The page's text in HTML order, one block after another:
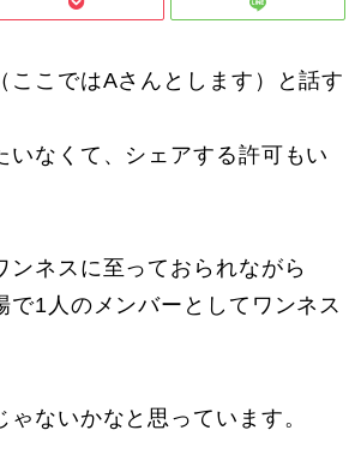
こではAさんとします）と話す
なくて、シェアする許可もい
ネスに至っておられながら
1人のメンバーとしてワンネス
ないかなと思っています。